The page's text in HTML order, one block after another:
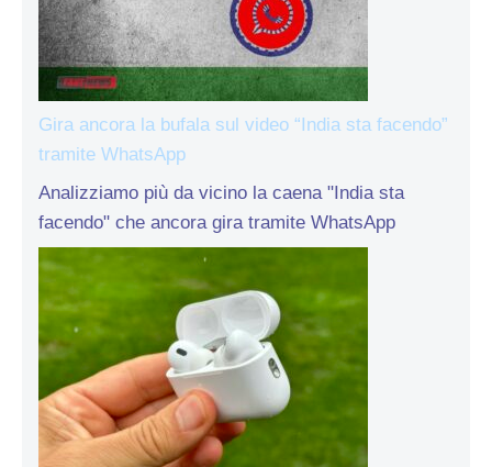
Gira ancora la bufala sul video “India sta facendo”
tramite WhatsApp
Analizziamo più da vicino la caena "India sta
facendo" che ancora gira tramite WhatsApp